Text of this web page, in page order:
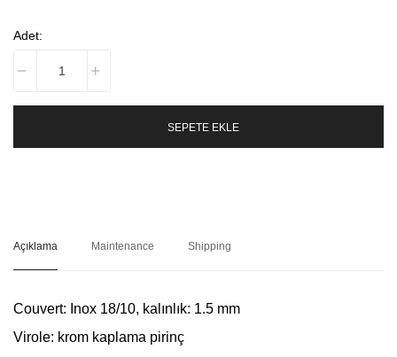
Adet:
SEPETE EKLE
Açıklama Maintenance Shipping
Couvert: Inox 18/10, kalınlık: 1.5 mm
Virole: krom kaplama pirinç